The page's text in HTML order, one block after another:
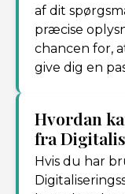
af dit
præcise
chancen for,
give dig en
Hvordan
fra
Hvis du har